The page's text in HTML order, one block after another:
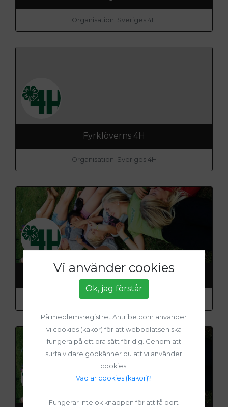
Organisation: Sveriges 4H
Fyrklöverns 4H
Organisation: Sveriges 4H
Elfviks 4H
Organisation: Sveriges 4H
Vi använder cookies
Ok, jag förstår
På medlemsregistret Antribe.com använder
vi cookies (kakor) för att webbplatsen ska
fungera på ett bra sätt för dig. Genom att
surfa vidare godkänner du att vi använder
cookies.
Vad är cookies (kakor)?
Fungerar inte ok knappen för att få bort